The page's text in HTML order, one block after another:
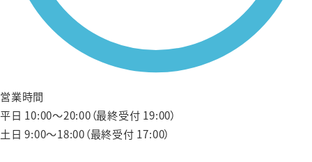
営業時間
平日 10:00〜20:00（最終受付 19:00）
土日 9:00〜18:00（最終受付 17:00）